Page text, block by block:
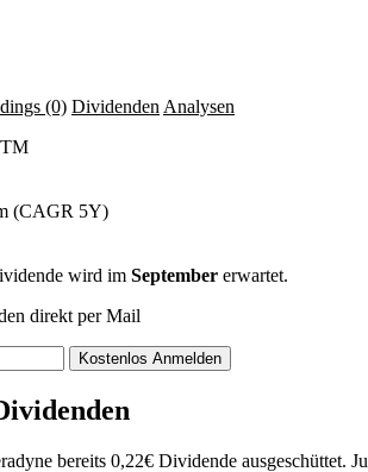
(0) Dividenden Analysen
(CAGR 5Y)
wird im September erwartet.
direkt per Mail
Kostenlos Anmelden
bereits 0,22€ Dividende ausgeschüttet.